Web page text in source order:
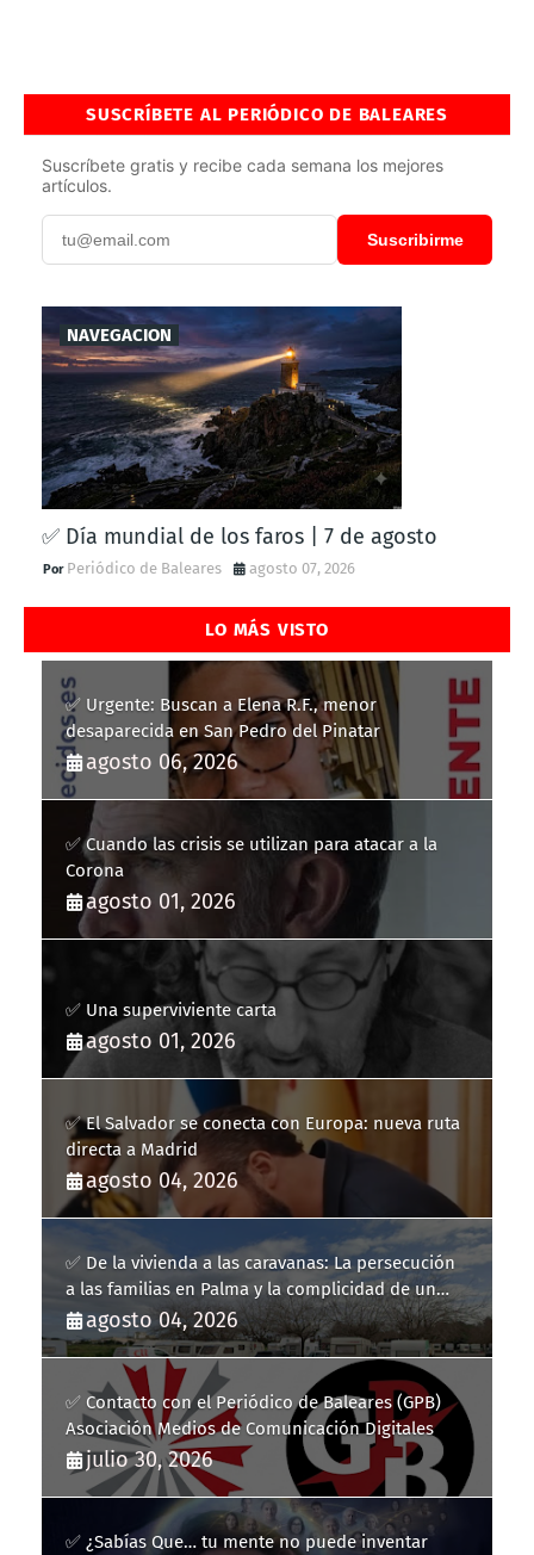
SUSCRÍBETE AL PERIÓDICO DE BALEARES
Suscríbete gratis y recibe cada semana los mejores
artículos.
Suscribirme
NAVEGACION
✅ Día mundial de los faros | 7 de agosto
Periódico de Baleares agosto 07, 2026
LO MÁS VISTO
✅ Urgente: Buscan a Elena R.F., menor
desaparecida en San Pedro del Pinatar
agosto 06, 2026
✅ Cuando las crisis se utilizan para atacar a la
Corona
agosto 01, 2026
✅ Una superviviente carta
agosto 01, 2026
✅ El Salvador se conecta con Europa: nueva ruta
directa a Madrid
agosto 04, 2026
✅ De la vivienda a las caravanas: La persecución
a las familias en Palma y la complicidad de un
fracaso heredado
agosto 04, 2026
✅ Contacto con el Periódico de Baleares (GPB)
Asociación Medios de Comunicación Digitales
julio 30, 2026
✅ ¿Sabías Que… tu mente no puede inventar